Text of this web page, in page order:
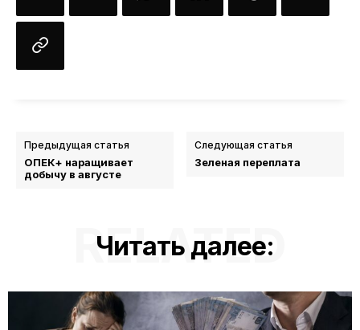
Предыдущая статья
ОПЕК+ наращивает
добычу в августе
Следующая статья
Зеленая переплата
Читать далее:
RELATED